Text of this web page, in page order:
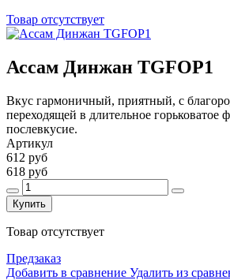
Товар отсутствует
Ассам Динжан TGFOP1
Вкус гармоничный, приятный, с
переходящей в длительное горьковатое
послевкусие.
Артикул
612 руб
618 руб
Купить
Товар отсутствует
Предзаказ
Добавить в сравнение Удалить из